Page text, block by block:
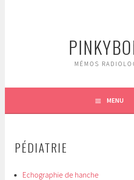
MÉMOS
MENU
PÉDIATRIE
Echographie de hanche